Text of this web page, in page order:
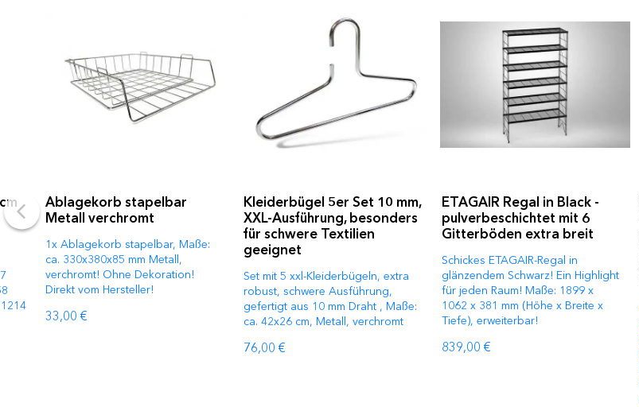
Ablagekorb stapelbar
Metall verchromt
1x Ablagekorb stapelbar, Maße:
ca. 330x380x85 mm Metall,
verchromt! Ohne Dekoration!
Direkt vom Hersteller!
33,00 €
Kleiderbügel 5er Set 10 mm,
XXL-Ausführung, besonders
für schwere Textilien
geeignet
Set mit 5 xxl-Kleiderbügeln, extra
robust, schwere Ausführung,
gefertigt aus 10 mm Draht , Maße:
ca. 42x26 cm, Metall, verchromt
76,00 €
ETAGAIR Regal in Black -
pulverbeschichtet mit 6
Gitterböden extra breit
Schickes ETAGAIR-Regal in
glänzendem Schwarz! Ein Highlight
für jeden Raum! Maße: 1899 x
1062 x 381 mm (Höhe x Breite x
Tiefe), erweiterbar!
839,00 €